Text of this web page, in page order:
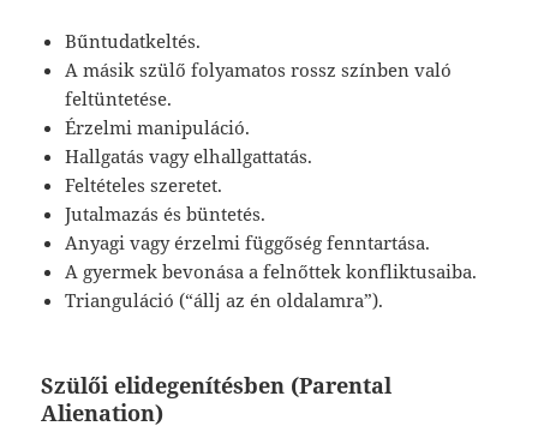
Bűntudatkeltés.
A másik szülő folyamatos rossz színben való
feltüntetése.
Érzelmi manipuláció.
Hallgatás vagy elhallgattatás.
Feltételes szeretet.
Jutalmazás és büntetés.
Anyagi vagy érzelmi függőség fenntartása.
A gyermek bevonása a felnőttek konfliktusaiba.
Trianguláció (“állj az én oldalamra”).
Szülői elidegenítésben (Parental
Alienation)